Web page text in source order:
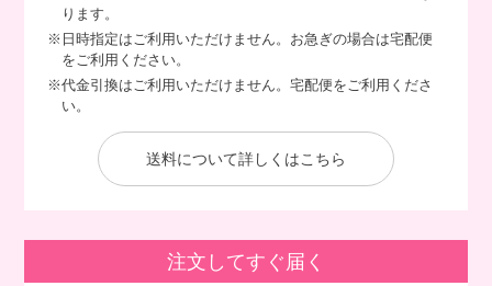
ります。
※日時指定はご利用いただけません。お急ぎの場合は宅配便
をご利用ください。
※代金引換はご利用いただけません。宅配便をご利用くださ
い。
送料について詳しくはこちら
注文してすぐ届く